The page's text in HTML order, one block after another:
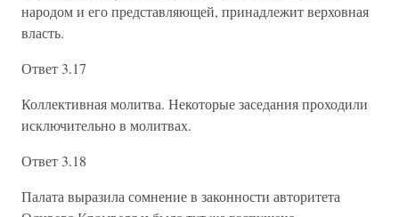
народом и его представляющей, принадлежит верховная
власть.
Ответ 3.17
Коллективная молитва. Некоторые заседания проходили
исключительно в молитвах.
Ответ 3.18
Палата выразила сомнение в законности авторитета